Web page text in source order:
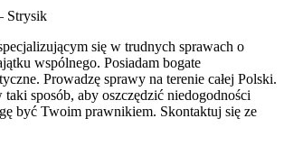
Strysik
się w trudnych sprawach o
wspólnego. Posiadam bogate
Prowadzę sprawy na terenie całej Polski.
taki sposób, aby oszczędzić niedogodności
być Twoim prawnikiem. Skontaktuj się ze